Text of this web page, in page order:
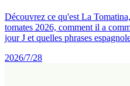
Découvrez ce qu'est La
tomates 2026, comment il a
jour J et quelles phrases
2026/7/28